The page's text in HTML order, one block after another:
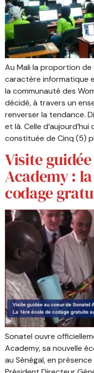
Au Mali la proportion
caractère informatique
la communauté des
décidé, à travers un
renverser la tendance.
et là. Celle d’aujourd’hui
constituée de Cinq (5)
Visite
Academy :
codage
Sonatel ouvre
Academy, sa nouvelle
au Sénégal, en